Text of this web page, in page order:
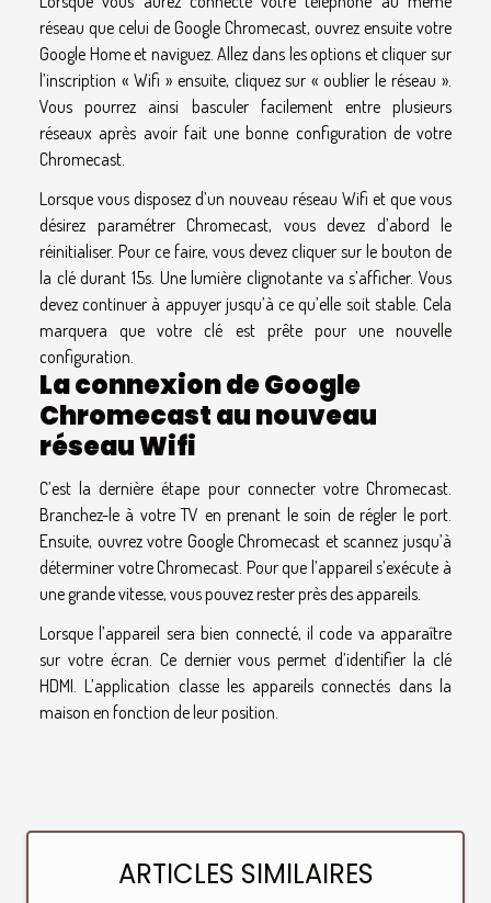
réseau que celui de Google Chromecast, ouvrez ensuite votre
Google Home et naviguez. Allez dans les options et cliquer sur
l’inscription « Wifi » ensuite, cliquez sur « oublier le réseau ».
Vous pourrez ainsi basculer facilement entre plusieurs
réseaux après avoir fait une bonne configuration de votre
Chromecast.
Lorsque vous disposez d’un nouveau réseau Wifi et que vous
désirez paramétrer Chromecast, vous devez d’abord le
réinitialiser. Pour ce faire, vous devez cliquer sur le bouton de
la clé durant 15s. Une lumière clignotante va s’afficher. Vous
devez continuer à appuyer jusqu’à ce qu’elle soit stable. Cela
marquera que votre clé est prête pour une nouvelle
configuration.
La connexion de Google
Chromecast au nouveau
réseau Wifi
C’est la dernière étape pour connecter votre Chromecast.
Branchez-le à votre TV en prenant le soin de régler le port.
Ensuite, ouvrez votre Google Chromecast et scannez jusqu’à
déterminer votre Chromecast. Pour que l’appareil s’exécute à
une grande vitesse, vous pouvez rester près des appareils.
Lorsque l’appareil sera bien connecté, il code va apparaître
sur votre écran. Ce dernier vous permet d’identifier la clé
HDMI. L’application classe les appareils connectés dans la
maison en fonction de leur position.
ARTICLES SIMILAIRES